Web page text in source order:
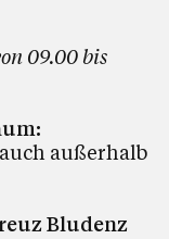
09.00 bis
außerhalb
Bludenz